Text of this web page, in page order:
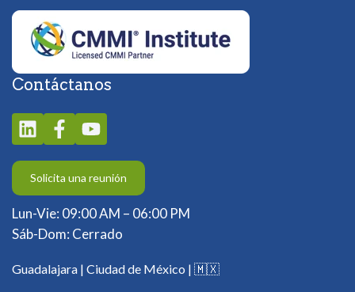
Contáctanos
Solicita una reunión
Lun-Vie: 09:00 AM – 06:00 PM
Sáb-Dom: Cerrado
Guadalajara | Ciudad de México | 🇲🇽